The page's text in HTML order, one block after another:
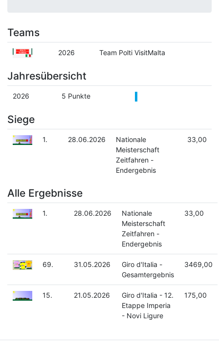
Teams
2026 Team Polti VisitMalta
Jahresübersicht
2026 5 Punkte
Siege
1. 28.06.2026
Nationale
Meisterschaft
Zeitfahren -
Endergebnis
33,00
Alle Ergebnisse
1. 28.06.2026
Nationale
Meisterschaft
Zeitfahren -
Endergebnis
33,00
69. 31.05.2026
Giro d'Italia -
Gesamtergebnis
3469,00
15. 21.05.2026
Giro d'Italia - 12.
Etappe Imperia
- Novi Ligure
175,00